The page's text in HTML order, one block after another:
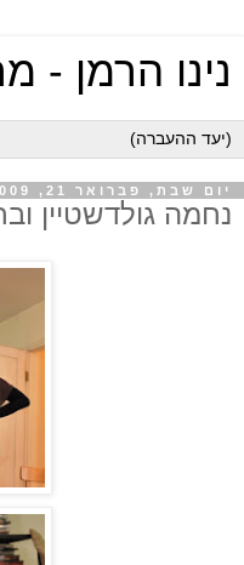
נינו הרמן -
יום שבת, פברואר 21, 2009
נחמה גולדשטיין